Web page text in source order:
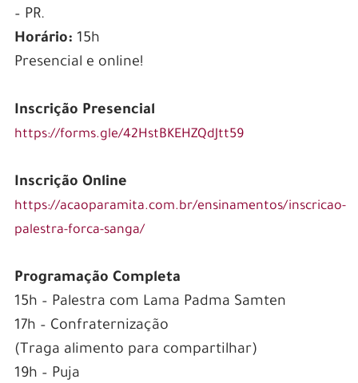
– PR.
Horário: 15h
Presencial e online!
Inscrição Presencial
https://forms.gle/42HstBKEHZQdJtt59
Inscrição Online
https://acaoparamita.com.br/ensinamentos/inscricao-
palestra-forca-sanga/
Programação Completa
15h – Palestra com Lama Padma Samten
17h – Confraternização
(Traga alimento para compartilhar)
19h – Puja